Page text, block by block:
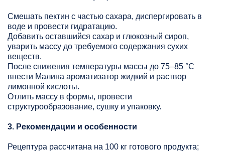
Смешать пектин с частью сахара, диспергировать в
воде и провести гидратацию.
Добавить оставшийся сахар и глюкозный сироп,
уварить массу до требуемого содержания сухих
веществ.
После снижения температуры массы до 75–85 °C
внести Малина ароматизатор жидкий и раствор
лимонной кислоты.
Отлить массу в формы, провести
структурообразование, сушку и упаковку.
3. Рекомендации и особенности
Рецептура рассчитана на 100 кг готового продукта;